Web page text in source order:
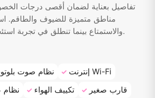
تفاصيل بعناية لضمان أقصى درجات
مناطق متميزة للضيوف والطاقم.
والاستمتاع بينما تنطلق في تجربة استئجار يخت استثنائية.
نظام صوت
إنترنت Wi-Fi
تكييف الهواء
قارب صغير